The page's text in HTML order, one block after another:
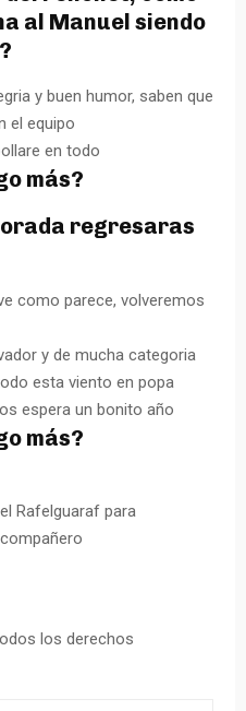
al Manuel siendo
y buen humor, saben que
el equipo
en todo
más?
regresaras
como parece, volveremos
y de mucha categoria
esta viento en popa
espera un bonito año
más?
Rafelguaraf para
los derechos